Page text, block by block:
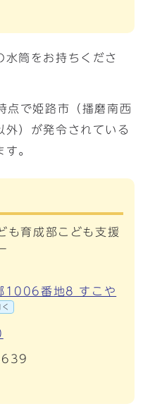
水筒をお持ちくださ
で姫路市（播磨南西
外）が発令されている
。
育成部こども支援
1006番地8 すこや